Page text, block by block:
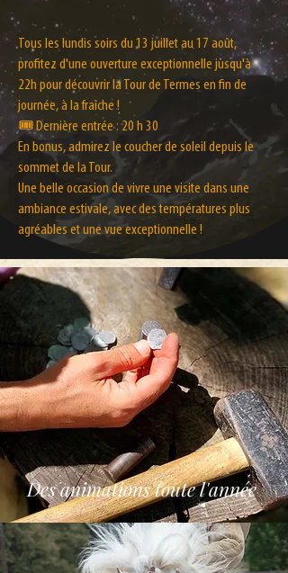
Tour"
Tous les lundis soirs du 13 juillet au 17 août,
profitez d'une ouverture exceptionnelle jusqu'à
22h pour découvrir la Tour de Termes en fin de
journée, à la fraîche !
🎟️ Dernière entrée : 20 h 30
En bonus, admirez le coucher de soleil depuis le
sommet de la Tour.
Une belle occasion de vivre une visite dans une
ambiance estivale, avec des températures plus
agréables et une vue exceptionnelle !
Des animations toute l'année